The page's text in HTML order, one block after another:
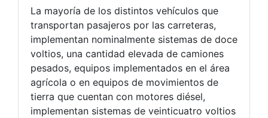
La mayoría de los distintos vehículos que
transportan pasajeros por las carreteras,
implementan nominalmente sistemas de doce
voltios, una cantidad elevada de camiones
pesados, equipos implementados en el área
agrícola o en equipos de movimientos de
tierra que cuentan con motores diésel,
implementan sistemas de veinticuatro voltios